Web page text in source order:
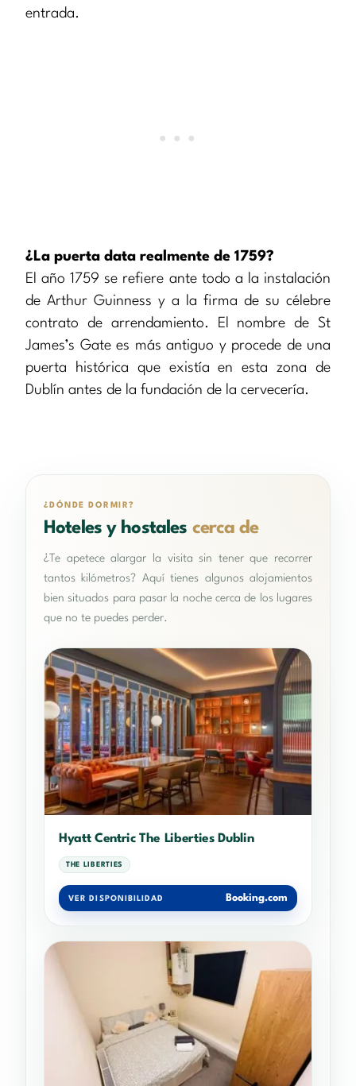
entrada.
¿La puerta data realmente de 1759?
El año 1759 se refiere ante todo a la instalación
de Arthur Guinness y a la firma de su célebre
contrato de arrendamiento. El nombre de St
James’s Gate es más antiguo y procede de una
puerta histórica que existía en esta zona de
Dublín antes de la fundación de la cervecería.
¿DÓNDE DORMIR?
Hoteles y hostales cerca de
¿Te apetece alargar la visita sin tener que recorrer
tantos kilómetros? Aquí tienes algunos alojamientos
bien situados para pasar la noche cerca de los lugares
que no te puedes perder.
Hyatt Centric The Liberties Dublin
THE LIBERTIES
VER DISPONIBILIDAD Booking.com